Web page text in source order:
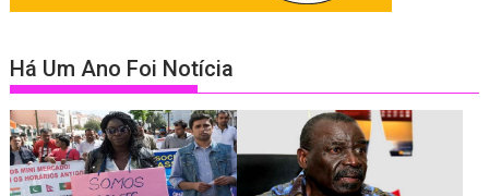
Há Um Ano Foi Notícia